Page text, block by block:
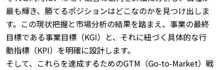
最も輝き、勝てるポジションはどこなのかを見つけ出しま
す。 この現状把握と市場分析の結果を踏まえ、事業の最終
目標である事業目標（KGI）と、それに紐づく具体的な行
動指標（KPI）を明確に設計します。
そして、これらを達成するためのGTM（Go-to-Market）戦